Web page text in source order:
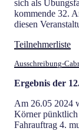
sich als
kommende 32.
diesen
Teilnehmerliste
Ausschreibung-
Ergebnis der
Am 26.05 2024
Körner
Fahrauftrag 4.